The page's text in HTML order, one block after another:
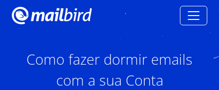
Como fazer dormir emails
com a sua Conta